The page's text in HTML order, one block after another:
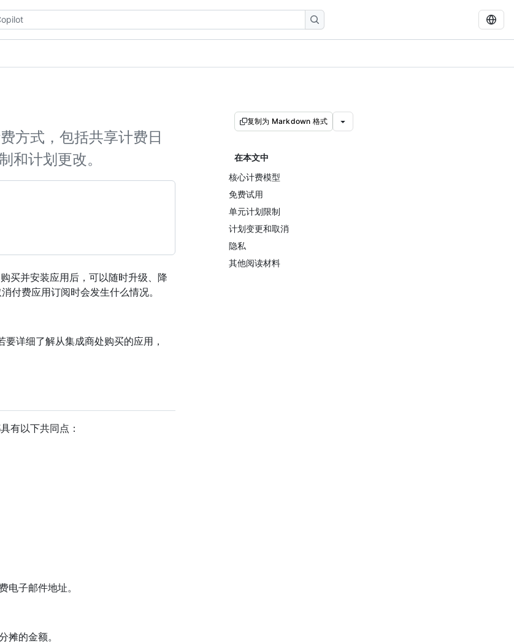
方式，包括共享计费日
和计划更改。
复制为 Markdown 格式
在本文中
核心计费模型
免费试用
单元计划限制
计划变更和取消
隐私
其他阅读材料
买并安装应用后，可以随时升级、降
付费应用订阅时会发生什么情况。
详细了解从集成商处购买的应用，
有以下共同点：
电子邮件地址。
摊的金额。